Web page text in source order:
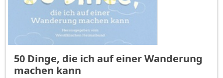
50 Dinge, die ich auf einer Wanderung
machen kann